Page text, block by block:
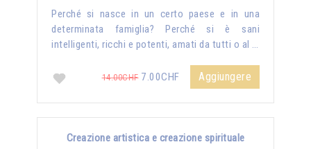
Perché si nasce in un certo paese e in una
determinata famiglia? Perché si è sani
intelligenti, ricchi e potenti, amati da tutti o al …
14.00CHF7.00CHF Aggiungere
Creazione artistica e creazione spirituale